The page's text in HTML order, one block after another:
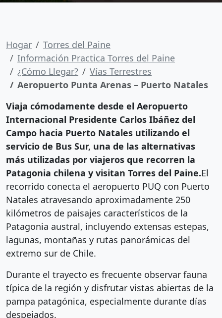
Hogar
Torres del Paine
Información Practica Torres del Paine
¿Cómo Llegar?
Vías Terrestres
Aeropuerto Punta Arenas – Puerto Natales
Viaja cómodamente desde el Aeropuerto
Internacional Presidente Carlos Ibáñez del
Campo hacia Puerto Natales utilizando el
servicio de Bus Sur, una de las alternativas
más utilizadas por viajeros que recorren la
Patagonia chilena y visitan Torres del Paine.El
recorrido conecta el aeropuerto PUQ con Puerto
Natales atravesando aproximadamente 250
kilómetros de paisajes característicos de la
Patagonia austral, incluyendo extensas estepas,
lagunas, montañas y rutas panorámicas del
extremo sur de Chile.
Durante el trayecto es frecuente observar fauna
típica de la región y disfrutar vistas abiertas de la
pampa patagónica, especialmente durante días
despejados.